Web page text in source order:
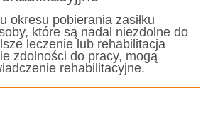
okresu pobierania zasiłku
które są nadal niezdolne do
leczenie lub rehabilitacja
zdolności do pracy, mogą
rehabilitacyjne.